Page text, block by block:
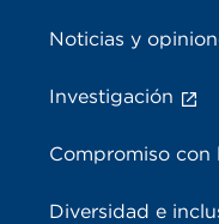
Noticias y
Investigación
Compromiso con
Diversidad e